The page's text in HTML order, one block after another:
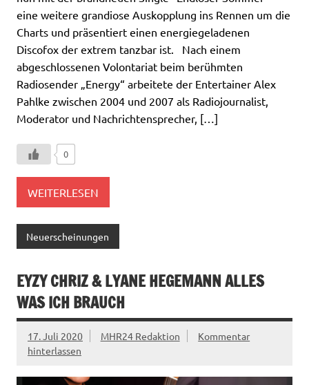
eine weitere grandiose Auskopplung ins Rennen um die
Charts und präsentiert einen energiegeladenen
Discofox der extrem tanzbar ist. Nach einem
abgeschlossenen Volontariat beim berühmten
Radiosender „Energy“ arbeitete der Entertainer Alex
Pahlke zwischen 2004 und 2007 als Radiojournalist,
Moderator und Nachrichtensprecher, […]
0
WEITERLESEN
Neuerscheinungen
EYZY CHRIZ & LYANE HEGEMANN ALLES
WAS ICH BRAUCH
17. Juli 2020 MHR24 Redaktion
Kommentar
hinterlassen